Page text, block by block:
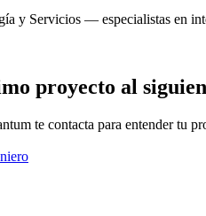
y Servicios — especialistas en
proyecto al
te contacta para entender tu